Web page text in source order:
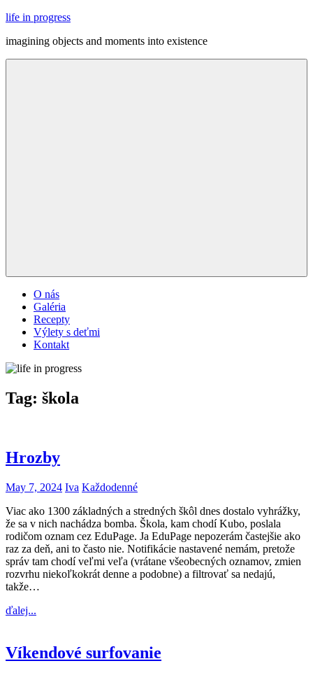
Skip
content
life in progress
imagining objects and moments into existence
O nás
Galéria
Recepty
Výlety s deťmi
Kontakt
Tag: škola
Hrozby
May 7, 2024 Iva Každodenné
Viac ako 1300 základných a stredných škôl dnes dostalo vyhrážky,
že sa v nich nachádza bomba. Škola, kam chodí Kubo, poslala
rodičom oznam cez EduPage. Ja EduPage nepozerám častejšie ako
raz za deň, ani to často nie. Notifikácie nastavené nemám, pretože
správ tam chodí veľmi veľa (vrátane všeobecných oznamov, zmien
rozvrhu niekoľkokrát denne a podobne) a filtrovať sa nedajú,
takže…
ďalej...
Víkendové surfovanie